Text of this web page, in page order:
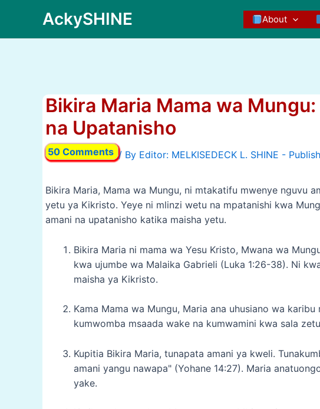
content
AckySHINE About
Bikira Maria Mama wa
na Upatanisho
50 Comments / By
Bikira Maria, Mama wa Mungu, ni mtakatifu mwenye nguvu
yetu ya Kikristo. Yeye ni mlinzi wetu na mpatanishi kwa
amani na upatanisho katika maisha yetu.
Bikira Maria ni mama wa Yesu Kristo, Mwana wa
kwa ujumbe wa Malaika Gabrieli (Luka 1:26-38). Ni
maisha ya Kikristo.
Kama Mama wa Mungu, Maria ana uhusiano wa
kumwomba msaada wake na kumwamini kwa sala
Kupitia Bikira Maria, tunapata amani ya kweli.
amani yangu nawapa" (Yohane 14:27). Maria
yake.